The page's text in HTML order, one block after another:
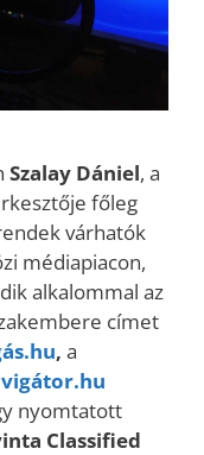
Szalay Dániel, a
főleg
várhatók
médiapiacon,
alkalommal az
címet
, a
nyomtatott
Classified